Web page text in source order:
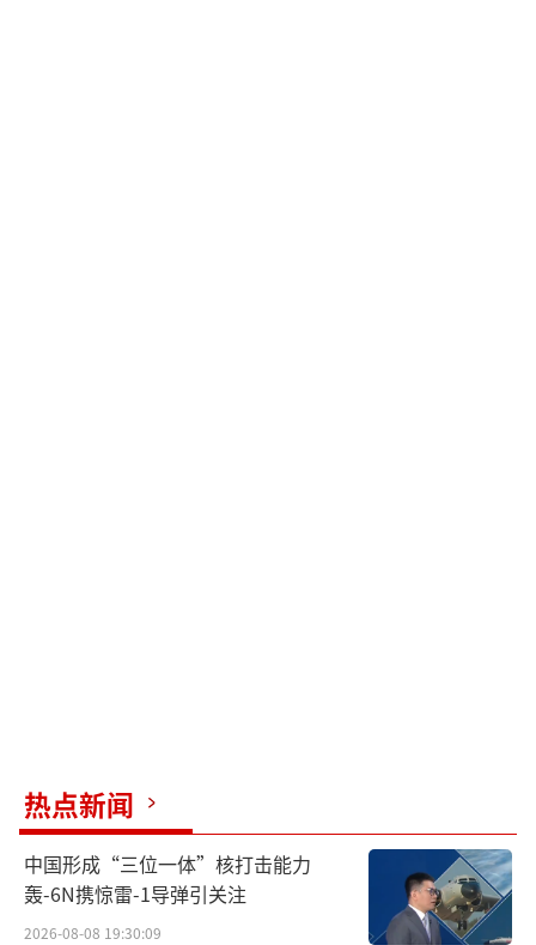
热点新闻
中国形成“三位一体”核打击能力
轰-6N携惊雷-1导弹引关注
2026-08-08 19:30:09